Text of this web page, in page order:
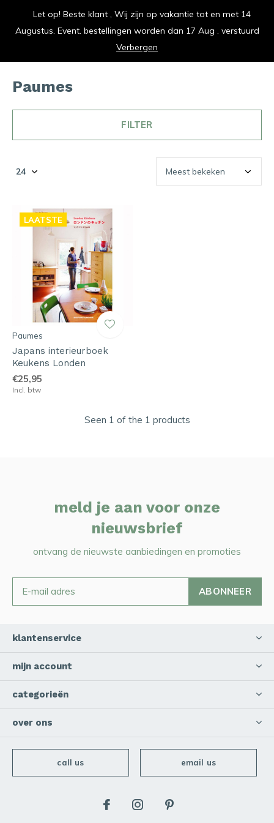
vrolijk je keuken op
Paumes
FILTER
LAATSTE
Paumes
Japans interieurboek
Keukens Londen
€25,95
Incl. btw
Seen 1 of the 1 products
meld je aan voor onze
nieuwsbrief
ontvang de nieuwste aanbiedingen en promoties
ABONNEER
klantenservice
mijn account
categorieën
over ons
call us email us
Let op! Beste klant , Wij zijn op vakantie tot en met 14
Augustus. Event. bestellingen worden dan 17 Aug . verstuurd
Verbergen